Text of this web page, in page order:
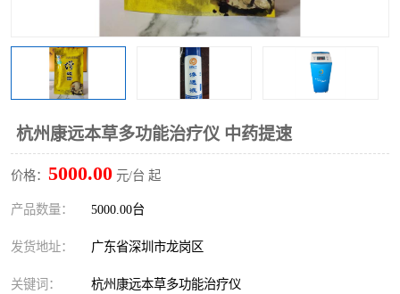
杭州康远本草多功能治疗仪 中药提速
价格： 5000.00 元/台 起
产品数量： 5000.00台
发货地址： 广东省深圳市龙岗区
关键词： 杭州康远本草多功能治疗仪